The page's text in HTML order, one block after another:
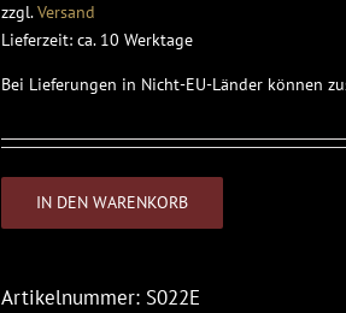
zzgl.Versand
Lieferzeit: ca. 10 Werktage
Bei Lieferungen in Nicht-EU-Länder können
IN DEN WARENKORB
Artikelnummer: S022E